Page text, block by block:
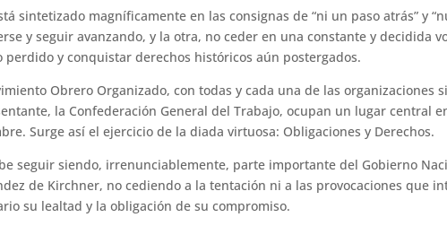
sintetizado magníficamente en las consignas de “ni un paso atrás” y
y seguir avanzando, y la otra, no ceder en una constante y decidida
perdido y conquistar derechos históricos aún postergados.
Obrero Organizado, con todas y cada una de las organizaciones
la Confederación General del Trabajo, ocupan un lugar central
Surge así el ejercicio de la diada virtuosa: Obligaciones y Derechos.
seguir siendo, irrenunciablemente, parte importante del Gobierno
de Kirchner, no cediendo a la tentación ni a las provocaciones que
su lealtad y la obligación de su compromiso.